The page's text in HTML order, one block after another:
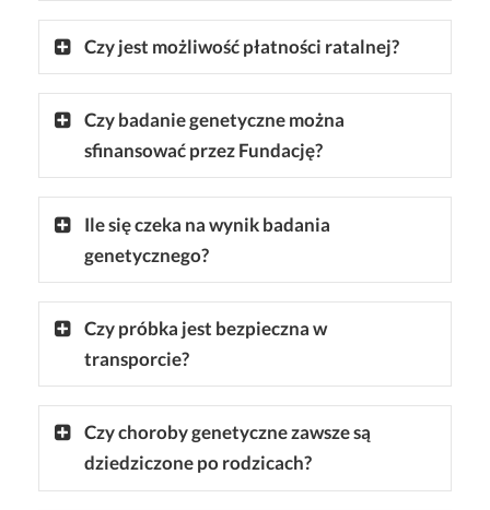
Czy jest możliwość płatności ratalnej?
Czy badanie genetyczne można
sfinansować przez Fundację?
Ile się czeka na wynik badania
genetycznego?
Czy próbka jest bezpieczna w
transporcie?
Czy choroby genetyczne zawsze są
dziedziczone po rodzicach?